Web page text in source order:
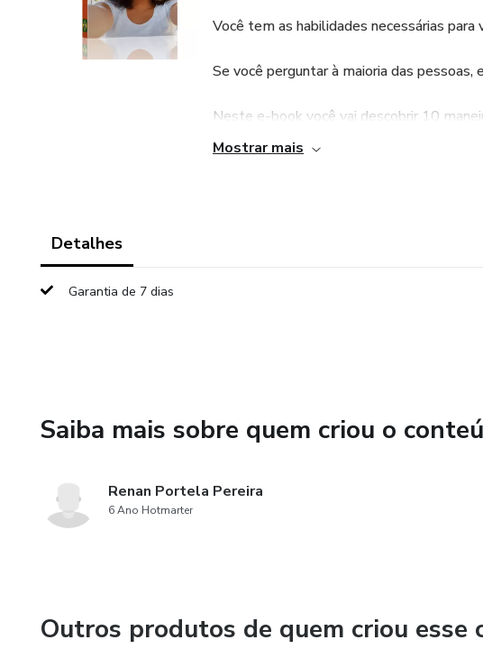
Você tem as habilidades necessárias para
Se você perguntar à maioria das
Neste e-book você vai descobrir 10
na vida.
Mostrar mais
Detalhes
Garantia de 7 dias
Saiba mais sobre quem criou o
Renan Portela Pereira
6 Ano Hotmarter
Outros produtos de quem criou esse